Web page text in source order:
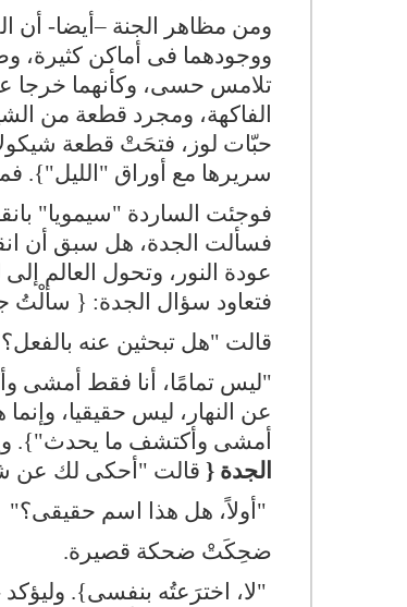
ومن مظاهر الجنة –أيضا- أن
ووجودهما فى أماكن كثيرة،
تلامس حسى، وكأنهما خرجا
الفاكهة، ومجرد قطعة من
حبّات لوز، فتحَتْ قطعة
سريرها مع أوراق "الليل"}.
فوجئت الساردة "سيمويا"
فسألت الجدة، هل سبق أن
عودة النور، وتحول العالم
فتعاود سؤال الجدة: { سألْتُ
قالت "هل تبحثين عنه
"ليس تمامًا، أنا فقط أمشى
عن النهار، ليس حقيقيا،
أمشى وأكتشف ما يحدث"}.
الجدة { قالت "أحكى لك عن
"أولاً، هل هذا اسم حقيقى؟"
ضحِكَتْ ضحكة قصيرة.
"لا، اخترَعتُه بنفسى}.